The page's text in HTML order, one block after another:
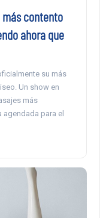
más contento
ahora que
su más
Un show en
más
para el